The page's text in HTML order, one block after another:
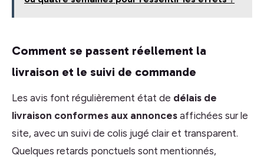
Comment se passent réellement la
livraison et le suivi de commande
Les avis font régulièrement état de délais de
livraison conformes aux annonces affichées sur le
site, avec un suivi de colis jugé clair et transparent.
Quelques retards ponctuels sont mentionnés,